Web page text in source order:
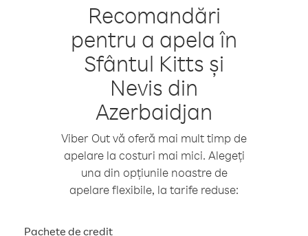
Recomandări
pentru a apela în
Sfântul Kitts și
Nevis din
Azerbaidjan
Viber Out vă oferă mai mult timp de
apelare la costuri mai mici. Alegeți
una din opțiunile noastre de
apelare flexibile, la tarife reduse:
Pachete de credit